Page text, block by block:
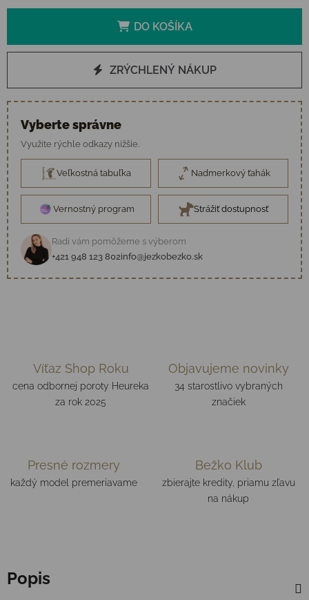
DO KOŠÍKA
ZRÝCHLENÝ NÁKUP
Vyberte správne
Využite rýchle odkazy nižšie.
Veľkostná tabuľka Nadmerkový ťahák
Vernostný program Strážiť dostupnosť
Radi vám pomôžeme s výberom
+421 948 123 802info@jezkobezko.sk
Víťaz Shop Roku
cena odbornej poroty Heureka
za rok 2025
Objavujeme novinky
34 starostlivo vybraných
značiek
Presné rozmery
každý model premeriavame
Bežko Klub
zbierajte kredity, priamu zľavu
na nákup
Popis